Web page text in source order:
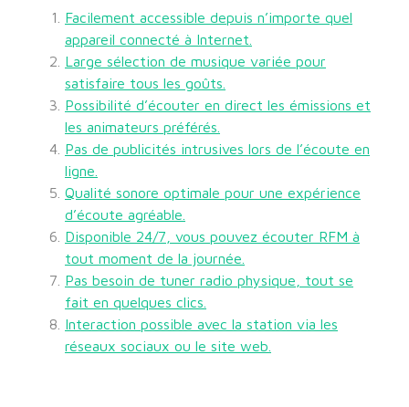
Facilement accessible depuis n’importe quel
appareil connecté à Internet.
Large sélection de musique variée pour
satisfaire tous les goûts.
Possibilité d’écouter en direct les émissions et
les animateurs préférés.
Pas de publicités intrusives lors de l’écoute en
ligne.
Qualité sonore optimale pour une expérience
d’écoute agréable.
Disponible 24/7, vous pouvez écouter RFM à
tout moment de la journée.
Pas besoin de tuner radio physique, tout se
fait en quelques clics.
Interaction possible avec la station via les
réseaux sociaux ou le site web.